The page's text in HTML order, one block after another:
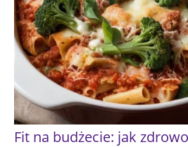
Fit na budżecie: jak